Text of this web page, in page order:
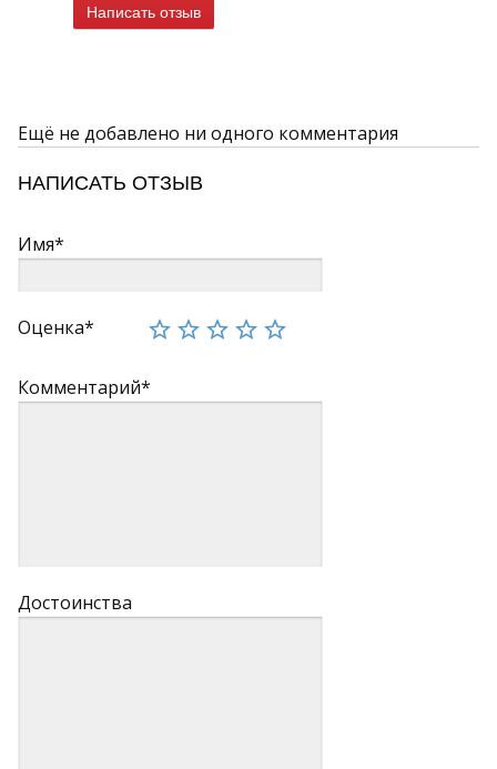
Написать отзыв
Ещё не добавлено ни одного комментария
НАПИСАТЬ ОТЗЫВ
Имя*
Оценка*
Комментарий*
Достоинства